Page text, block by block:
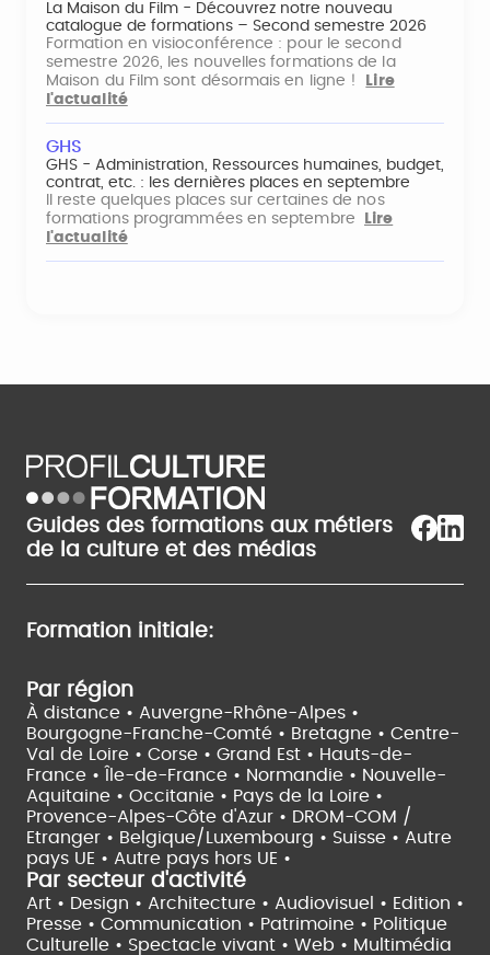
La Maison du Film - Découvrez notre nouveau
catalogue de formations – Second semestre 2026
Formation en visioconférence : pour le second
semestre 2026, les nouvelles formations de la
Maison du Film sont désormais en ligne !
Lire
l'actualité
GHS
GHS - Administration, Ressources humaines, budget,
contrat, etc. : les dernières places en septembre
Il reste quelques places sur certaines de nos
formations programmées en septembre
Lire
l'actualité
Guides des formations aux métiers
de la culture et des médias
Formation initiale:
Par région
À distance • Auvergne-Rhône-Alpes •
Bourgogne-Franche-Comté • Bretagne • Centre-
Val de Loire • Corse • Grand Est • Hauts-de-
France •
Île-de-France • Normandie • Nouvelle-
Aquitaine • Occitanie • Pays de la Loire •
Provence-Alpes-Côte d'Azur • DROM-COM /
Etranger • Belgique/Luxembourg • Suisse • Autre
pays UE • Autre pays hors UE •
Par secteur d'activité
Art • Design • Architecture • Audiovisuel • Edition •
Presse • Communication • Patrimoine • Politique
Culturelle • Spectacle vivant • Web • Multimédia